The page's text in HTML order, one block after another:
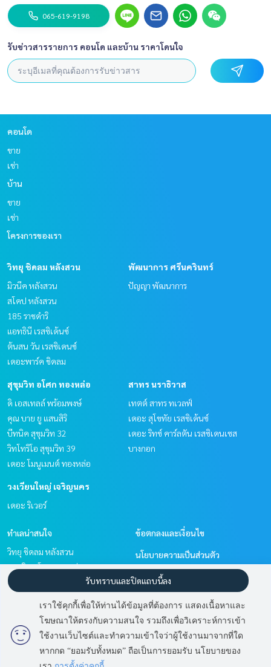
มี2คนกำลังดูประกาศนี้
065-619-9198
รับข่าวสารรายการ คอนโด และบ้าน ราคาโดนใจ
คอนโด
ขาย
เช่า
บ้าน
ขาย
เช่า
โครงการของเรา
วิทยุ ชิดลม หลังสวน
มิวนีค หลังสวน
สโคป หลังสวน
185 ราชดำริ
แอทธินี เรสซิเด้นซ์
ต้นสน วัน เรสซิเดนซ์
เดอะพาร์ค ชิดลม
พัฒนาการ ศรีนครินทร์
ปัญญา พัฒนาการ
สุขุมวิท อโศก ทองหล่อ
ดิ เอสเทลล์ พร้อมพงษ์
คุณ บาย ยู แสนสิริ
บีทนิค สุขุมวิท 32
วิทโทริโอ สุขุมวิท 39
เดอะ โมนูเมนต์ ทองหล่อ
สาทร นราธิวาส
เทตต์ สาทร ทเวลฟ์
เดอะ สุโขทัย เรสซิเด้นซ์
เดอะ ริทซ์ คาร์ลตัน เรสซิเดนเซส
บางกอก
วงเวียนใหญ่ เจริญนคร
เดอะ ริเวอร์
ทำเลน่าสนใจ
วิทยุ ชิดลม หลังสวน
สุขุมวิท อโศก ทองหล่อ
พัฒนาการ ศรีนครินทร์
วงเวียนใหญ่ เจริญนคร
ข้อตกลงและเงื่อนไข
นโยบายความเป็นส่วนตัว
เกี่ยวกับเรา
วิธีการฝากขาย-เช่า
ติดต่อ
เราใช้คุกกี้เพื่อให้ท่านได้ข้อมูลที่ต้องการ แสดงเนื้อหาและ
โฆษณาให้ตรงกับความสนใจ รวมถึงเพื่อวิเคราะห์การเข้า
ใช้งานเว็บไซต์และทำความเข้าใจว่าผู้ใช้งานมาจากที่ใด
หากกด “ยอมรับทั้งหมด” ถือเป็นการยอมรับ นโยบายของ
รับทราบและปิดแถบนี้ลง